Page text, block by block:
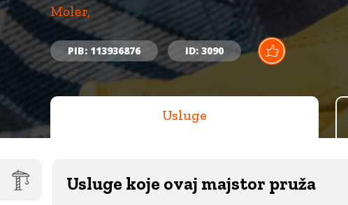
Moler,
PIB: 113936876 ID: 3090
Usluge
Usluge koje ovaj majstor pruža